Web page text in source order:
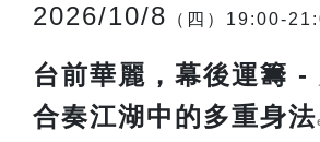
2026/10/8 （四）19:00-
台前華麗，幕後運籌 -
合奏江湖中的多重身法